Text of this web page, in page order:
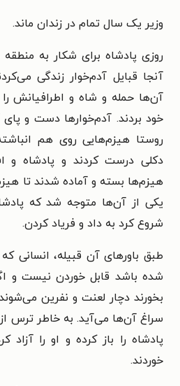
وزیر یک سال تمام در زندان ماند.
روزی پادشاه برای شکار به
آنجا قبایل آدم‌خوار زندگی
آن‌ها حمله و شاه و اطرافیانش
خود بردند. آدم‌خوارها دست و
روستا هیزم‌هایی روی هم
دکلی درست کردند و پادشاه و
هیزم‌ها بسته و آماده شدند تا
یکی از آن‌ها متوجه شد که
شروع کرد به داد و فریاد کردن.
طبق باورهای آن قبیله،
شده باشد قابل خوردن نیست و
بخورند دچار لعنت و نفرین
سراغ آن‌ها می‌آید. به خاطر ترس
پادشاه را باز کرده و او را آزاد
خوردند.